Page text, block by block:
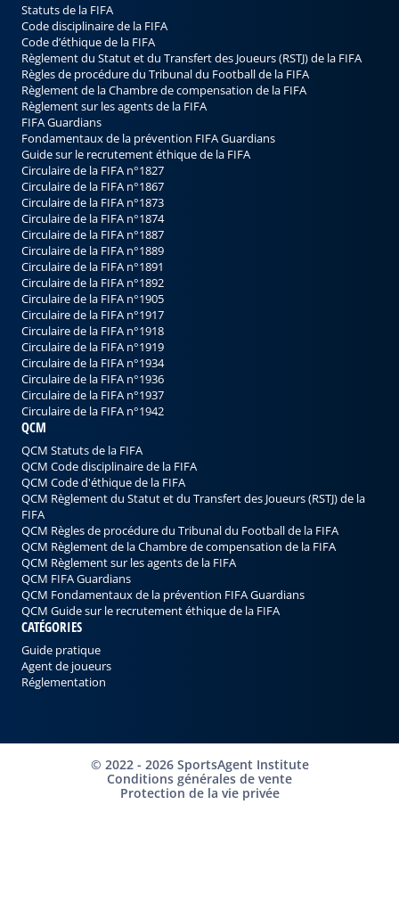
Statuts de la FIFA
Code disciplinaire de la FIFA
Code d’éthique de la FIFA
Règlement du Statut et du Transfert des Joueurs (RSTJ) de la FIFA
Règles de procédure du Tribunal du Football de la FIFA
Règlement de la Chambre de compensation de la FIFA
Règlement sur les agents de la FIFA
FIFA Guardians
Fondamentaux de la prévention FIFA Guardians
Guide sur le recrutement éthique de la FIFA
Circulaire de la FIFA n°1827
Circulaire de la FIFA n°1867
Circulaire de la FIFA n°1873
Circulaire de la FIFA n°1874
Circulaire de la FIFA n°1887
Circulaire de la FIFA n°1889
Circulaire de la FIFA n°1891
Circulaire de la FIFA n°1892
Circulaire de la FIFA n°1905
Circulaire de la FIFA n°1917
Circulaire de la FIFA n°1918
Circulaire de la FIFA n°1919
Circulaire de la FIFA n°1934
Circulaire de la FIFA n°1936
Circulaire de la FIFA n°1937
Circulaire de la FIFA n°1942
QCM
QCM Statuts de la FIFA
QCM Code disciplinaire de la FIFA
QCM Code d'éthique de la FIFA
QCM Règlement du Statut et du Transfert des Joueurs (RSTJ) de la
FIFA
QCM Règles de procédure du Tribunal du Football de la FIFA
QCM Règlement de la Chambre de compensation de la FIFA
QCM Règlement sur les agents de la FIFA
QCM FIFA Guardians
QCM Fondamentaux de la prévention FIFA Guardians
QCM Guide sur le recrutement éthique de la FIFA
CATÉGORIES
Guide pratique
Agent de joueurs
Réglementation
© 2022 - 2026SportsAgent Institute
Conditions générales de vente
Protection de la vie privée